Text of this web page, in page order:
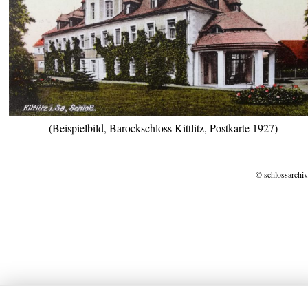
(Beispielbild, Barockschloss Kittlitz, Postkarte 1927)
©